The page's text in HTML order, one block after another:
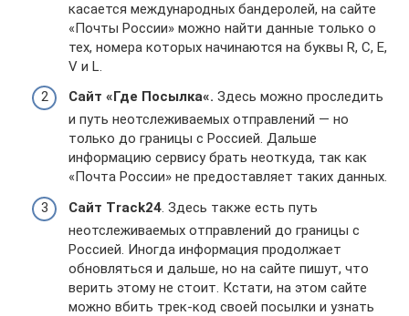
касается международных бандеролей, на сайте
«Почты России» можно найти данные только о
тех, номера которых начинаются на буквы R, C, E,
V и L.
Сайт «Где Посылка«. Здесь можно проследить
и путь неотслеживаемых отправлений — но
только до границы с Россией. Дальше
информацию сервису брать неоткуда, так как
«Почта России» не предоставляет таких данных.
Сайт Track24. Здесь также есть путь
неотслеживаемых отправлений до границы с
Россией. Иногда информация продолжает
обновляться и дальше, но на сайте пишут, что
верить этому не стоит. Кстати, на этом сайте
можно вбить трек-код своей посылки и узнать